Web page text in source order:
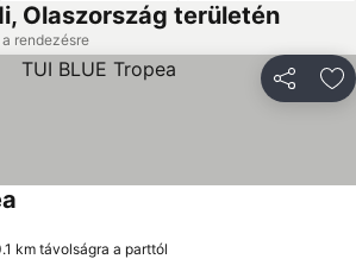
Olaszország területén
rendezésre
km távolságra a parttól